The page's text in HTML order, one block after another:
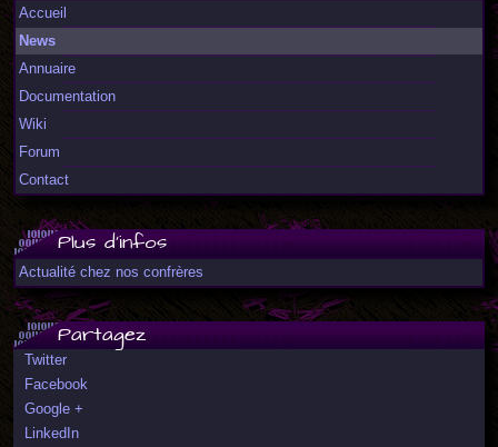
Accueil
News
Annuaire
Documentation
Wiki
Forum
Contact
Plus d'infos
Actualité chez nos confrères
Partagez
Twitter
Facebook
Google +
LinkedIn